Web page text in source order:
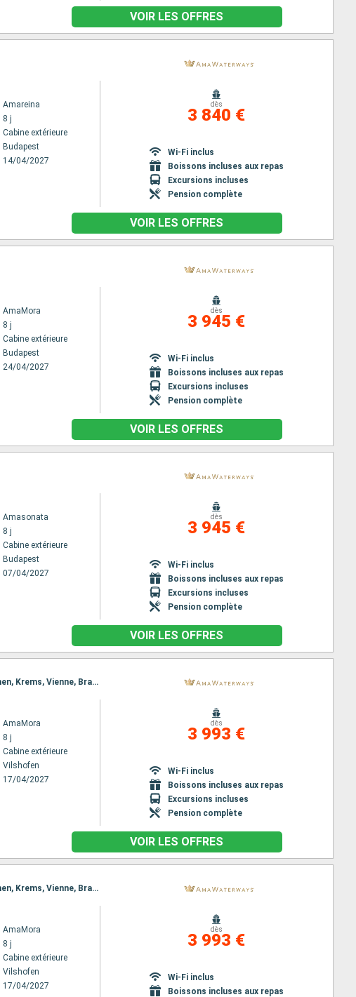
VOIR LES OFFRES
Amareina
8 j
Cabine extérieure
Budapest
14/04/2027
dès
3 840 €
Wi-Fi inclus
Boissons incluses aux repas
Excursions incluses
Pension complète
VOIR LES OFFRES
AmaMora
8 j
Cabine extérieure
Budapest
24/04/2027
dès
3 945 €
Wi-Fi inclus
Boissons incluses aux repas
Excursions incluses
Pension complète
VOIR LES OFFRES
Amasonata
8 j
Cabine extérieure
Budapest
07/04/2027
dès
3 945 €
Wi-Fi inclus
Boissons incluses aux repas
Excursions incluses
Pension complète
VOIR LES OFFRES
Itinéraire : Vilshofen, Passau, Linz, Valle Wachau, Weissenkirchen, Vienne, Weissenkirchen, Krems, Vienne, Bratislava, Esztergom, Budapest
AmaMora
8 j
Cabine extérieure
Vilshofen
17/04/2027
dès
3 993 €
Wi-Fi inclus
Boissons incluses aux repas
Excursions incluses
Pension complète
VOIR LES OFFRES
Itinéraire : Vilshofen, Passau, Linz, Valle Wachau, Weissenkirchen, Vienne, Weissenkirchen, Krems, Vienne, Bratislava, Budapest, Esztergom, Budapest
AmaMora
8 j
Cabine extérieure
Vilshofen
17/04/2027
dès
3 993 €
Wi-Fi inclus
Boissons incluses aux repas